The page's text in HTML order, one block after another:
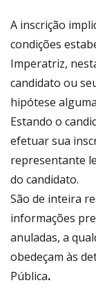
A inscrição
condições
Imperatriz,
candidato ou
hipótese
Estando o
efetuar sua
representante
do candidato.
São de inteira
informações
anuladas, a
obedeçam às
Pública.